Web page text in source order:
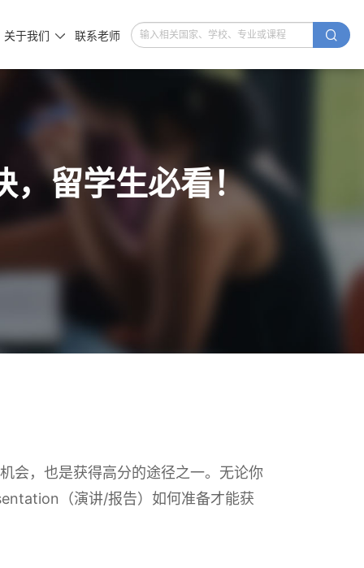
关于我们  联系老师 
留学生必看！
会，也是获得高分的途径之一。无论你
（演讲/报告）如何准备才能获